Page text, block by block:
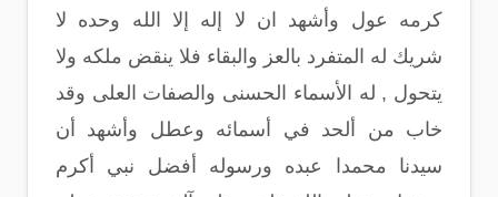
كرمه عول وأشهد ان لا إله إلا الله وحده لا
شريك له المتفرد بالعز والبقاء فلا ينقض ملكه ولا
يتحول , له الأسماء الحسنى والصفات العلى وقد
خاب من ألحد في أسمائه وعطل وأشهد أن
سيدنا محمدا عبده ورسوله أفضل نبي أكرم